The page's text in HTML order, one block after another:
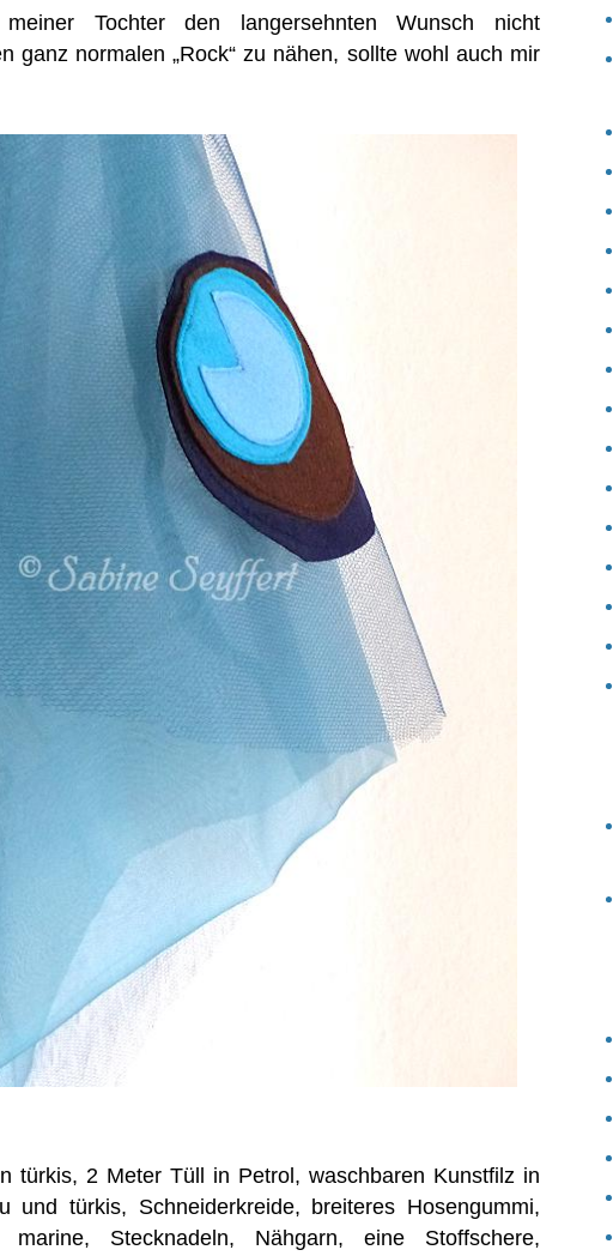
Tochter den langersehnten Wunsch nicht
ganz normalen „Rock“ zu nähen, sollte wohl auch mir
türkis, 2 Meter Tüll in Petrol, waschbaren Kunstfilz in
und türkis, Schneiderkreide, breiteres Hosengummi,
Stecknadeln, Nähgarn, eine Stoffschere,